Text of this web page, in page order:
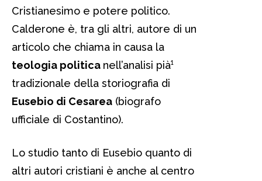
Cristianesimo e potere politico.
Calderone è, tra gli altri, autore di un
articolo che chiama in causa la
teologia politica nell’analisi pià¹
tradizionale della storiografia di
Eusebio di Cesarea (biografo
ufficiale di Costantino).
Lo studio tanto di Eusebio quanto di
altri autori cristiani è anche al centro